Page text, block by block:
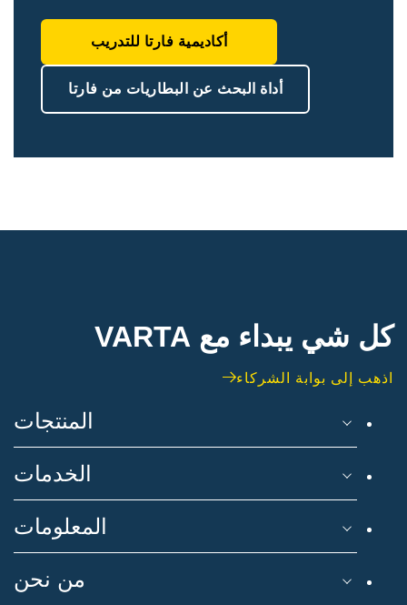
أكاديمية فارتا للتدريب
أداة البحث عن البطاريات من فارتا
كل شي يبداء مع VARTA
اذهب إلى بوابة الشركاء
المنتجات
الخدمات
المعلومات
من نحن